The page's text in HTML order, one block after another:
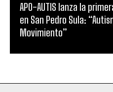
APO-AUTIS lanza la
en San Pedro Sula:
Movimiento”